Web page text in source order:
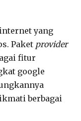
internet yang
Paket provider
fitur
google
berbagai